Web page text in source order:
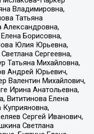
Владимировна,
Татьяна
Александровна,
Борисовна,
Юлия Юрьевна,
Сергеевна,
Татьяна Михайловна,
Андрей Юрьевич,
Валентин Михайлович,
Ирина Анатольевна,
Вититинова Елена
Сергей Иванович,
Светлана